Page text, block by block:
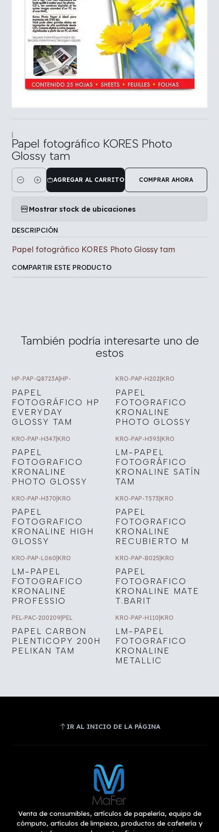
|
Papel fotográfico KORES Photo
Glossy tam
Cantidad
AGREGAR AL CARRITO COMPRAR AHORA
Mostrar stock de ubicaciones
DESCRIPCIÓN
Papel fotográfico KORES Photo Glossy tam
COMPARTIR ESTE PRODUCTO
También podría interesarte uno de
estos
HP-PAP-Q8723A HP-
PAPEL
FOTOGRÁFICO HP
EVERYDAY
GLOSSY TAM
KRO-PAP-H202 KRO
PAPEL
FOTOGRAFICO
KRONALINE
PHOTO GLOSSY
KRO-PAP-H347|KRO
PAPEL
FOTOGRAFICO
KRONALINE
PHOTO GLOSSY
KRO-PAP-H393|KRO
LM-PAPEL
FOTOGRÁFICO
KRONALINE SATÍN
TAM
KRO-PAP-H370 KRO
PAPEL
FOTOGRAFICO
KRONALINE HIGH
GLOSSY
KRO-PAP-T573 KRO
PAPEL
FOTOGRAFICO
KRONALINE
RECUBIERTO M
KRO-PAP-L060 KRO
LM-PAPEL
FOTOGRAFICO
KRONALINE
PROFESSIO
KRO-PAP-B025 KRO
PAPEL
FOTOGRAFICO
KRONALINE MATE
T.BARIT
PEL-PAC-200209 PEL
PAPEL CARBON
PLENTICOPY 200H
PELIKAN TAM
KRO-PAP-H110 KRO
LM-PAPEL
FOTOGRAFICO
KRONALINE
METALLIC
IR AL INICIO DE LA PÁGINA
Venta de consumibles, artículos de papelería, equipo de
cómputo, artículos de limpieza, productos de cafetería y